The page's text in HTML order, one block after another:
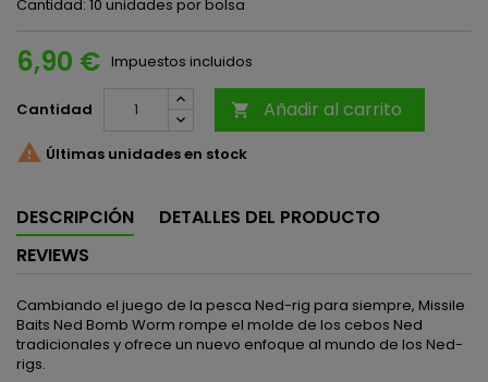
Cantidad: 10 unidades por bolsa
6,90 € Impuestos incluidos
Cantidad  Añadir al carrito
 Últimas unidades en stock
DESCRIPCIÓN
DETALLES DEL PRODUCTO
REVIEWS
Cambiando el juego de la pesca Ned-rig para siempre, Missile
Baits Ned Bomb Worm rompe el molde de los cebos Ned
tradicionales y ofrece un nuevo enfoque al mundo de los Ned-
rigs.